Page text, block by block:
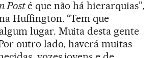
Posté que não há hierarquias”,
Huffington. “Tem que
lugar. Muita desta gente
outro lado, haverá muitas